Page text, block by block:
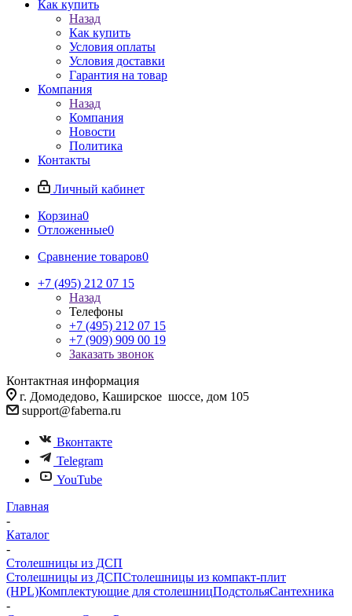
Как купить
Назад
Как купить
Условия оплаты
Условия доставки
Гарантия на товар
Компания
Назад
Компания
Новости
Политика
Контакты
Личный кабинет
Корзина0
Отложенные0
Сравнение товаров0
+7 (495) 212 07 15
Назад
Телефоны
+7 (495) 212 07 15
+7 (909) 909 00 19
Заказать звонок
Контактная информация
г. Домодедово, Каширское шоссе, дом 105
support@faberna.ru
Вконтакте
Telegram
YouTube
Главная
-
Каталог
-
Столешницы из ДСП
Столешницы из ДСПСтолешницы из компакт-плит
(HPL)Комплектующие для столешницПодстольяСантехника
-